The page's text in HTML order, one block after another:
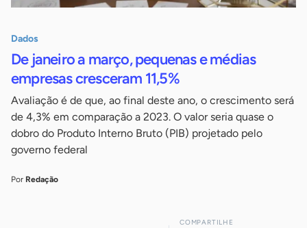
Dados
De janeiro a março, pequenas e médias
empresas cresceram 11,5%
Avaliação é de que, ao final deste ano, o crescimento será
de 4,3% em comparação a 2023. O valor seria quase o
dobro do Produto Interno Bruto (PIB) projetado pelo
governo federal
Por Redação
COMPARTILHE